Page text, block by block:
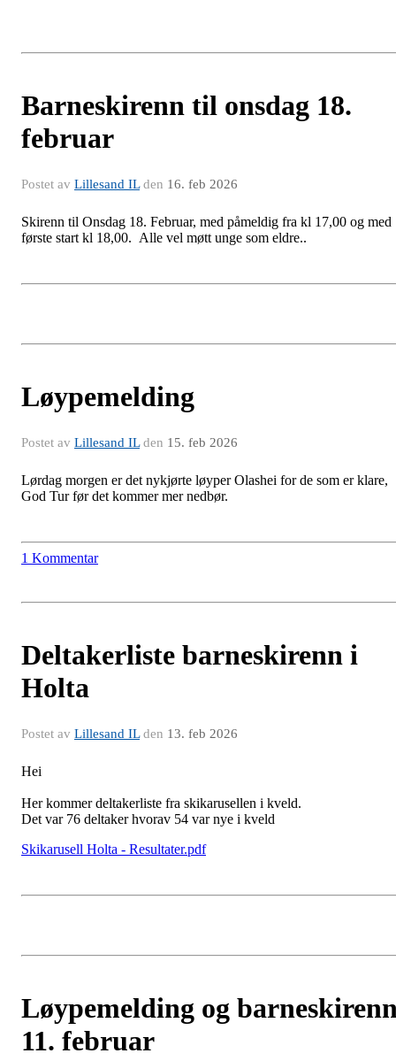
Barneskirenn til onsdag 18.
februar
Postet av Lillesand ILden 16. feb 2026
Skirenn til Onsdag 18. Februar, med påmeldig fra kl 17,00 og med
første start kl 18,00. Alle vel møtt unge som eldre..
Løypemelding
Postet av Lillesand ILden 15. feb 2026
Lørdag morgen er det nykjørte løyper Olashei for de som er klare,
God Tur før det kommer mer nedbør.
1 Kommentar
Deltakerliste barneskirenn i
Holta
Postet av Lillesand ILden 13. feb 2026
Hei
Her kommer deltakerliste fra skikarusellen i kveld.
Det var 76 deltaker hvorav 54 var nye i kveld
Skikarusell Holta - Resultater.pdf
Løypemelding og
11. februar